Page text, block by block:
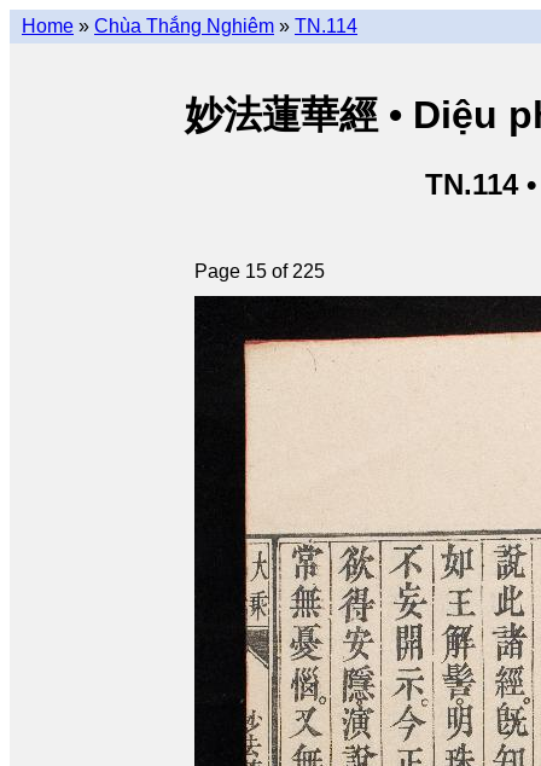
Home » Chùa Thắng Nghiêm » TN.114
妙法蓮華經 • Diệu
TN.114
Page 15 of 225